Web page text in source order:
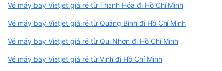
Vé máy bay Vietjet giá rẻ từ Thanh Hóa đi Hồ Chí Minh
Vé máy bay Vietjet giá rẻ từ Quảng Bình đi Hồ Chí Minh
Vé máy bay Vietjet giá rẻ từ Qui Nhơn đi Hồ Chí Minh
Vé máy bay Vietjet giá rẻ từ Vinh đi Hồ Chí Minh